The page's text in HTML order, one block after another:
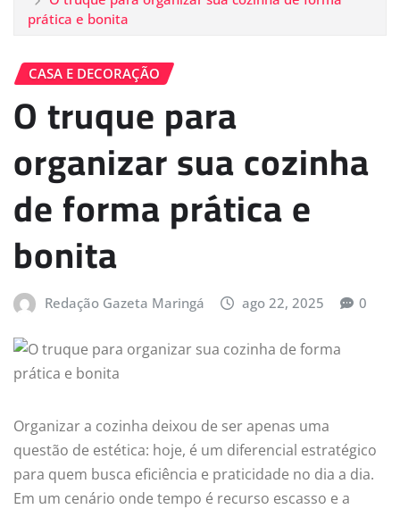
prática e bonita
CASA E DECORAÇÃO
O truque para
organizar sua cozinha
de forma prática e
bonita
Redação Gazeta Maringá ago 22, 2025 0
Organizar a cozinha deixou de ser apenas uma
questão de estética: hoje, é um diferencial estratégico
para quem busca eficiência e praticidade no dia a dia.
Em um cenário onde tempo é recurso escasso e a